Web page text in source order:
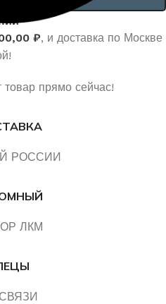
₽, и доставка по Москве
товар прямо сейчас!
РОССИИ
ЛКМ